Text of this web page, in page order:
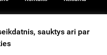
sauktys ari par